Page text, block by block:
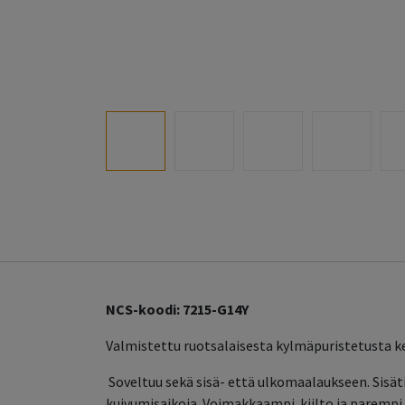
NCS-koodi: 7215-G14Y
Valmistettu ruotsalaisesta kylmäpuristetusta
Soveltuu sekä sisä- että ulkomaalaukseen.